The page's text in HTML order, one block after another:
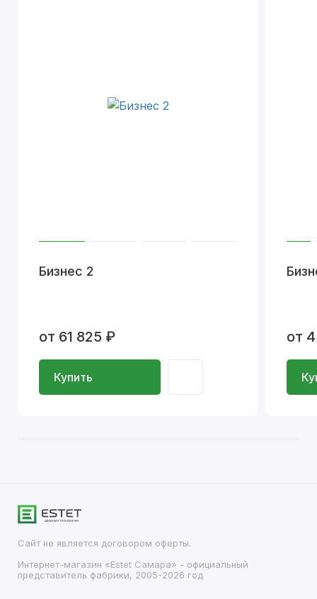
Бизнес 2
от 61 825 ₽
Купить
от
Сайт не является договором оферты.
Интернет-магазин «Estet Самара» - официальный
представитель фабрики, 2005-2026 год